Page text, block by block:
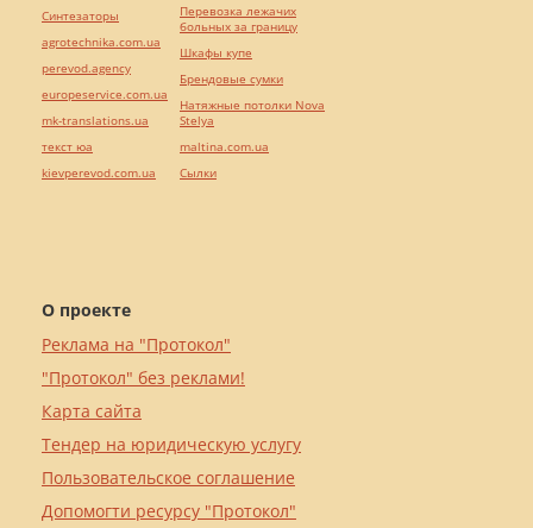
О проекте
Реклама на "Протокол"
"Протокол" без реклами!
Карта сайта
Тендер на юридическую услугу
Пользовательское соглашение
Допомогти ресурсу "Протокол"
Синтезаторы
agrotechnika.com.ua
perevod.agency
europeservice.com.ua
mk-translations.ua
текст юа
kievperevod.com.ua
Перевозка лежачих
больных за границу
Шкафы купе
Брендовые сумки
Натяжные потолки Nova
Stelya
maltina.com.ua
Cылки